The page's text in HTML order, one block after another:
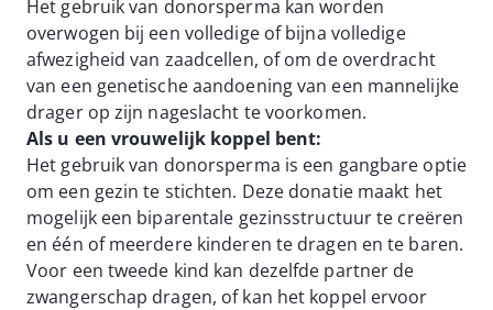
Het gebruik van donorsperma kan worden
overwogen bij een volledige of bijna volledige
afwezigheid van zaadcellen, of om de overdracht
van een genetische aandoening van een mannelijke
drager op zijn nageslacht te voorkomen.
Als u een vrouwelijk koppel bent:
Het gebruik van donorsperma is een gangbare optie
om een gezin te stichten. Deze donatie maakt het
mogelijk een biparentale gezinsstructuur te creëren
en één of meerdere kinderen te dragen en te baren.
Voor een tweede kind kan dezelfde partner de
zwangerschap dragen, of kan het koppel ervoor